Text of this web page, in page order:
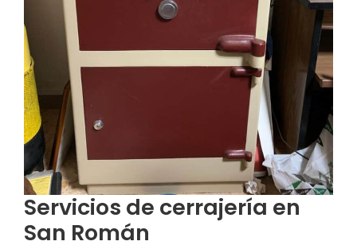
Servicios de cerrajería en
San Román